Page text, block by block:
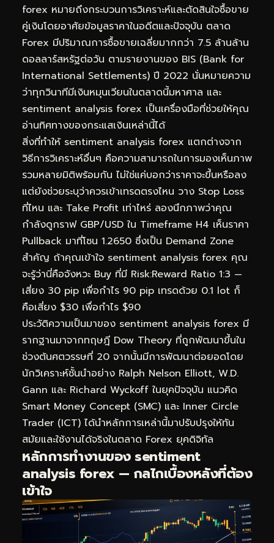
forex หมายถึงกระบวนการวิเคราะห์และตัดสินใจซื้อขาย
คู่เงินโดยอาศัยข้อมูลราคาในอดีตและปัจจุบัน ตลาด
Forex มีปริมาณการซื้อขายเฉลี่ยมากกว่า 7.5 ล้านล้าน
ดอลลาร์สหรัฐต่อวัน ตามรายงานของ BIS (Bank for
International Settlements) ปี 2022 นั่นหมายความ
ว่าทุกวินาทีมีเงินหมุนเวียนในตลาดนี้มหาศาล และ
sentiment analysis forex เป็นเครื่องมือที่ช่วยให้คุณ
อ่านทิศทางของกระแสเงินเหล่านี้ได้
สิ่งที่ทำให้ sentiment analysis forex แตกต่างจาก
วิธีการวิเคราะห์อื่นๆ คือความสามารถในการมองเห็นภาพ
รวมหลายมิติพร้อมกัน ไม่ใช่แค่บอกว่าราคาจะขึ้นหรือลง
แต่ยังช่วยระบุว่าควรเข้าเทรดตรงไหน วาง Stop Loss
ที่ไหน และ Take Profit เท่าไหร่ ลองนึกภาพว่าคุณ
กำลังดูกราฟ GBP/USD ใน Timeframe H4 เห็นราคา
Pullback มาที่โซน 1.2650 ซึ่งเป็น Demand Zone
สำคัญ ถ้าคุณเข้าใจ sentiment analysis forex คุณ
จะรู้ว่านี่คือจังหวะ Buy ที่มี Risk:Reward Ratio 1:3 —
เสี่ยง 30 pip เพื่อกำไร 90 pip เทรดด้วย 0.1 lot ก็
คือเสี่ยง $30 เพื่อกำไร $90
ประวัติความเป็นมาของ sentiment analysis forex มี
รากฐานมาจากทฤษฎี Dow Theory ที่ถูกพัฒนาขึ้นใน
ช่วงต้นศตวรรษที่ 20 จากนั้นมีการพัฒนาต่อยอดโดย
นักวิเคราะห์ชั้นนำอย่าง Ralph Nelson Elliott, W.D.
Gann และ Richard Wyckoff ในยุคปัจจุบัน แนวคิด
Smart Money Concept (SMC) และ Inner Circle
Trader (ICT) ได้นำหลักการเหล่านี้มาปรับปรุงให้ทัน
สมัยและใช้งานได้จริงในตลาด Forex ยุคดิจิทัล
หลักการทำงานของ sentiment
analysis forex — กลไกเบื้องหลังที่ต้อง
เข้าใจ